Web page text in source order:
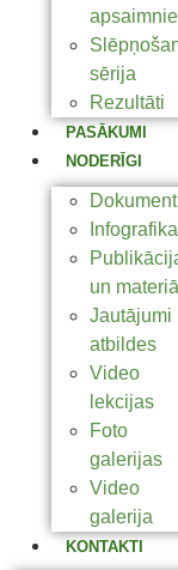
sērija
Rezultāti
PASĀKUMI
NODERĪGI
un
Jautājumi
atbildes
Video
lekcijas
Foto
galerijas
Video
galerija
KONTAKTI